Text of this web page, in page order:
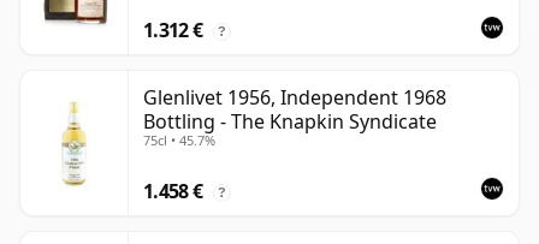
1.312 € ?
Glenlivet 1956, Independent 1968
Bottling - The Knapkin Syndicate
75cl • 45.7%
1.458 € ?